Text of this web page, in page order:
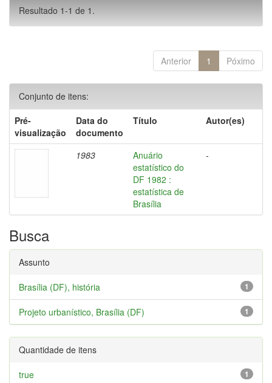
Resultado 1-1 de 1.
Anterior 1 Póximo
Conjunto de itens:
Pré-
visualização
Data do
documento
Título Autor(es)
1983
Anuário
estatístico do
DF 1982 :
estatística de
Brasília
-
Busca
Assunto
1
Brasília (DF), história
1
Projeto urbanístico, Brasília (DF)
Quantidade de itens
1
true